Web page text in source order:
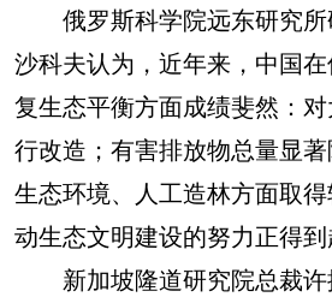
俄罗斯科学院远东研究所
沙科夫认为，近年来，中国
复生态平衡方面成绩斐然：
行改造；有害排放物总量显
生态环境、人工造林方面取
动生态文明建设的努力正得到
新加坡隆道研究院总裁许